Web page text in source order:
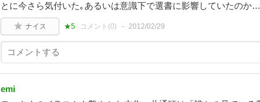
とに今さら気付いた｡あるいは意識下で選書に影響していたのか
ナイス ★5 コメント(0) 2012/02/29
emi